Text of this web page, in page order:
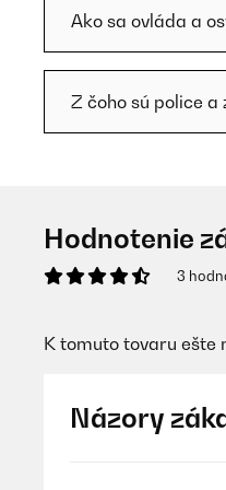
Ako sa ovláda a
Z čoho sú police a
Hodnotenie
3
K tomuto tovaru ešte
Názory